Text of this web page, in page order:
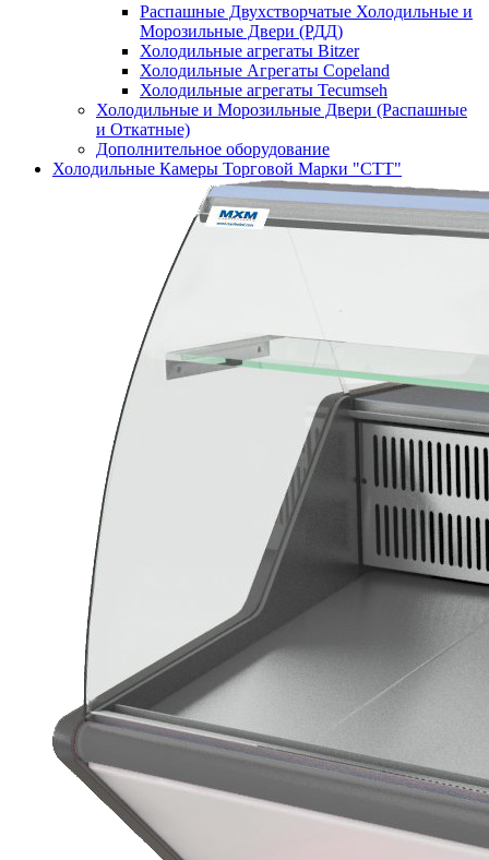
Распашные Двухстворчатые Холодильные и
Морозильные Двери (РДД)
Холодильные агрегаты Bitzer
Холодильные Агрегаты Copeland
Холодильные агрегаты Tecumseh
Холодильные и Морозильные Двери (Распашные
и Откатные)
Дополнительное оборудование
Холодильные Камеры Торговой Марки "СТТ"